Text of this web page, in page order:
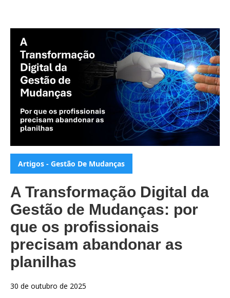
Categorias:
Artigos - Gestão De Mudanças
A Transformação Digital da
Gestão de Mudanças: por
que os profissionais
precisam abandonar as
planilhas
30 de outubro de 2025